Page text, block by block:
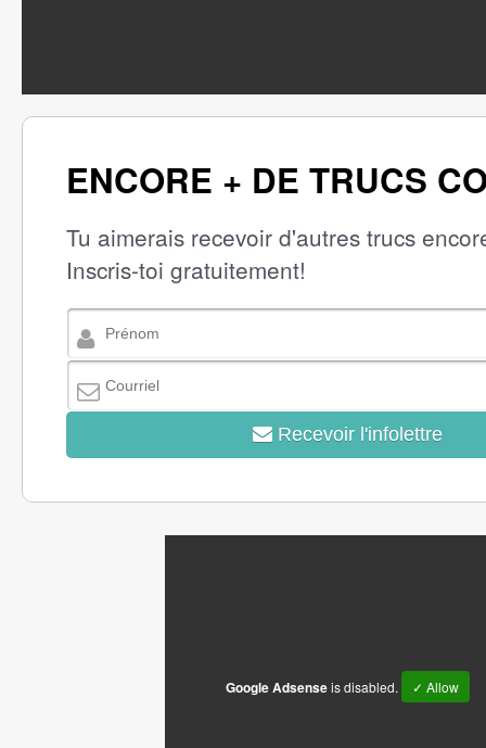
ENCORE + DE TRUCS
Tu aimerais recevoir d'autres trucs
Inscris-toi gratuitement!
Recevoir l'infolettre
Google Adsenseis disabled. ✓ Allow